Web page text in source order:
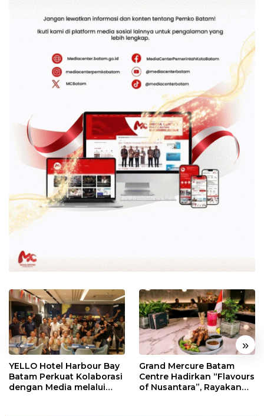
« »
YELLO Hotel Harbour Bay
Batam Perkuat Kolaborasi
dengan Media melalui
Grand Mercure Batam
Centre Hadirkan “Flavours
of Nusantara”, Rayakan